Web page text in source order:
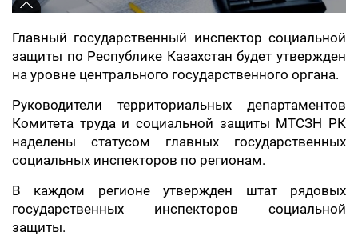
Главный государственный инспектор социальной
защиты по Республике Казахстан будет утвержден
на уровне центрального государственного органа.
Руководители территориальных департаментов
Комитета труда и социальной защиты МТСЗН РК
наделены статусом главных государственных
социальных инспекторов по регионам.
В каждом регионе утвержден штат рядовых
государственных инспекторов социальной
защиты.